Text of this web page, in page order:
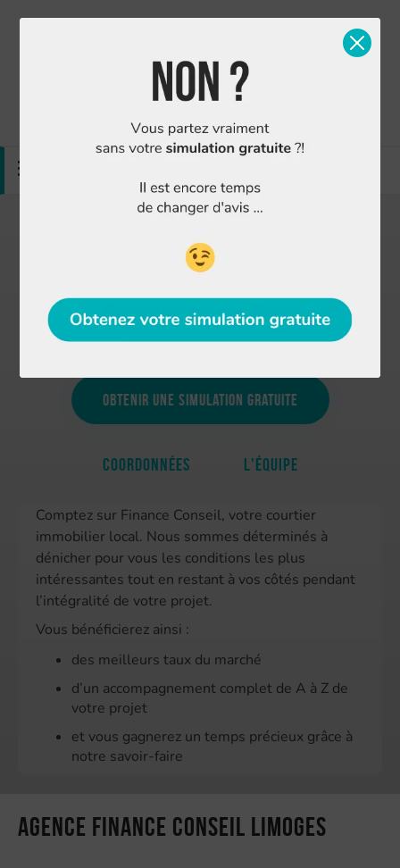
Simulation gratuite Nous contacter
4.91/5
Vous cherchez à obtenir un prêt immobilier,
souscrire à une assurance emprunteur ou
Comptez sur Finance Conseil, votre courtier
immobilier local. Nous sommes déterminés à
dénicher pour vous les conditions les plus
intéressantes tout en restant à vos côtés pendant
l’intégralité de votre projet.
Vous bénéficierez ainsi :
des meilleurs taux du marché
d’un accompagnement complet de A à Z de
votre projet
et vous gagnerez un temps précieux grâce à
notre savoir-faire
Obtenir une simulation gratuite
Coordonnées L'équipe
Agence Finance Conseil Limoges